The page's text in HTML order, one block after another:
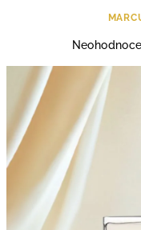
Průměrné
produktu
0,0
z
5
hvězdiček.